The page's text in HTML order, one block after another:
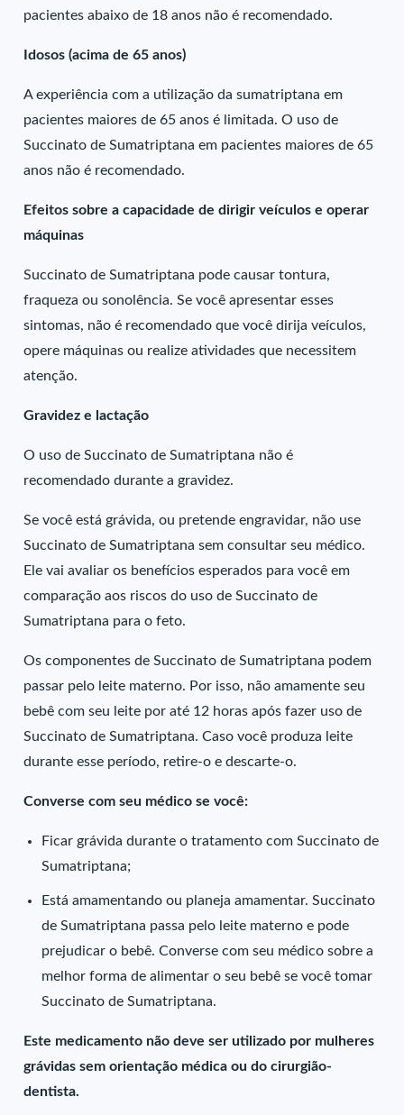
pacientes abaixo de 18 anos não é recomendado.
Idosos (acima de 65 anos)
A experiência com a utilização da sumatriptana em
pacientes maiores de 65 anos é limitada. O uso de
Succinato de Sumatriptana em pacientes maiores de 65
anos não é recomendado.
Efeitos sobre a capacidade de dirigir veículos e operar
máquinas
Succinato de Sumatriptana pode causar tontura,
fraqueza ou sonolência. Se você apresentar esses
sintomas, não é recomendado que você dirija veículos,
opere máquinas ou realize atividades que necessitem
atenção.
Gravidez e lactação
O uso de Succinato de Sumatriptana não é
recomendado durante a gravidez.
Se você está grávida, ou pretende engravidar, não use
Succinato de Sumatriptana sem consultar seu médico.
Ele vai avaliar os benefícios esperados para você em
comparação aos riscos do uso de Succinato de
Sumatriptana para o feto.
Os componentes de Succinato de Sumatriptana podem
passar pelo leite materno. Por isso, não amamente seu
bebê com seu leite por até 12 horas após fazer uso de
Succinato de Sumatriptana. Caso você produza leite
durante esse período, retire-o e descarte-o.
Converse com seu médico se você:
Ficar grávida durante o tratamento com Succinato de
Sumatriptana;
Está amamentando ou planeja amamentar. Succinato
de Sumatriptana passa pelo leite materno e pode
prejudicar o bebê. Converse com seu médico sobre a
melhor forma de alimentar o seu bebê se você tomar
Succinato de Sumatriptana.
Este medicamento não deve ser utilizado por mulheres
grávidas sem orientação médica ou do cirurgião-
dentista.